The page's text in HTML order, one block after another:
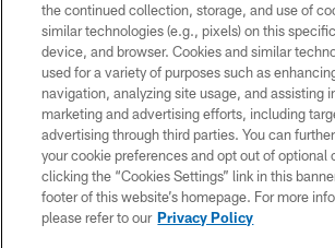
© 2026 ARIZONA CARDINALS. ALL RIGHTS
CONTACT US
EMPLOYMENT
ACCESSIBILITY
PRIVACY POLICY
TERMS & CONDITIONS
the continued collection, storage, and use of
similar technologies (e.g., pixels) on this
device, and browser. Cookies and similar
used for a variety of purposes such as
navigation, analyzing site usage, and assisting
marketing and advertising efforts, including
advertising through third parties. You can
your cookie preferences and opt out of optional
clicking the “Cookies Settings” link in this
footer of this website’s homepage. For more
please refer to our Privacy Policy